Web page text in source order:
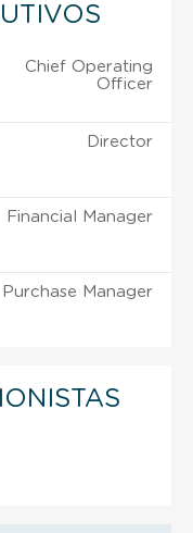
Chief Operating
Officer
Director
Financial Manager
Purchase Manager